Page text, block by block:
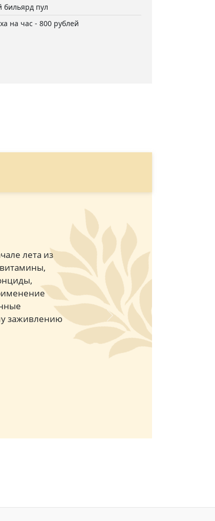
бильярд пул
на час - 800 рублей
лета из
заживлению
Next